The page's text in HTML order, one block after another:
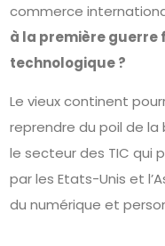
commerce
à la première guerre
technologique ?
Le vieux continent
reprendre du poil de
le secteur des TIC qui
par les Etats-Unis et
du numérique et